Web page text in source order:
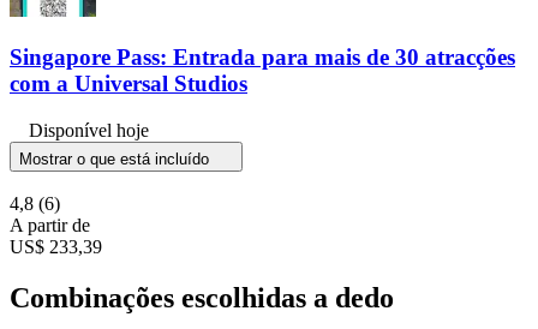
Singapore Pass: Entrada para mais de 30 atracções
com a Universal Studios
Disponível hoje
Mostrar o que está incluído
4,8 (6)
A partir de
US$ 233,39
Combinações escolhidas a dedo